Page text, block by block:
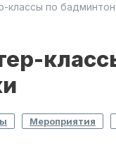
классы по
Мероприятия